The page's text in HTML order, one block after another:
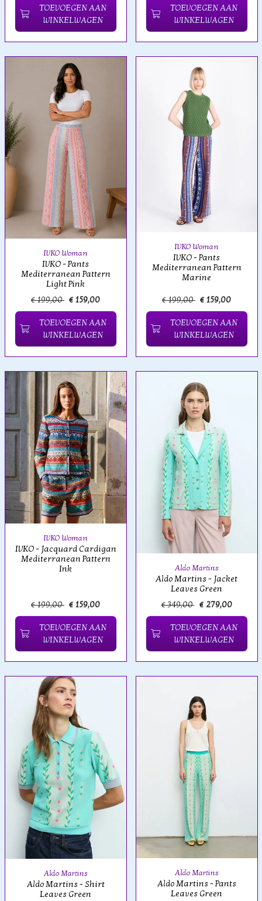
TOEVOEGEN AAN
WINKELWAGEN
TOEVOEGEN AAN
WINKELWAGEN
IVKO Woman
IVKO - Pants
Mediterranean Pattern
Light Pink
€ 199,00 € 159,00
TOEVOEGEN AAN
WINKELWAGEN
IVKO Woman
IVKO - Pants
Mediterranean Pattern
Marine
€ 199,00 € 159,00
TOEVOEGEN AAN
WINKELWAGEN
IVKO Woman
IVKO - Jacquard Cardigan
Mediterranean Pattern
Ink
€ 199,00 € 159,00
TOEVOEGEN AAN
WINKELWAGEN
Aldo Martins
Aldo Martins - Jacket
Leaves Green
€ 349,00 € 279,00
TOEVOEGEN AAN
WINKELWAGEN
Aldo Martins
Aldo Martins - Shirt
Leaves Green
Aldo Martins
Aldo Martins - Pants
Leaves Green